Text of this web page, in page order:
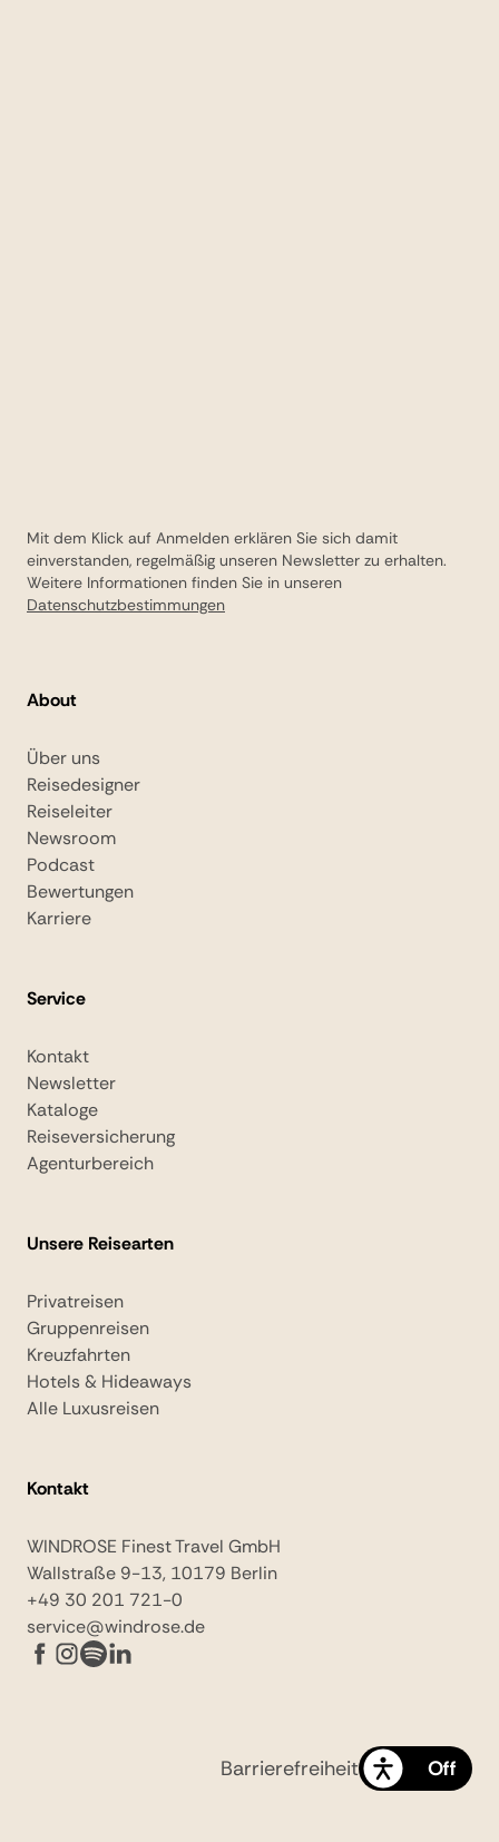
Mit dem Klick auf Anmelden erklären Sie sich damit
einverstanden, regelmäßig unseren Newsletter zu erhalten.
Weitere Informationen finden Sie in unseren
Datenschutzbestimmungen
About
Über uns
Reisedesigner
Reiseleiter
Newsroom
Podcast
Bewertungen
Karriere
Service
Kontakt
Newsletter
Kataloge
Reiseversicherung
Agenturbereich
Unsere Reisearten
Privatreisen
Gruppenreisen
Kreuzfahrten
Hotels & Hideaways
Alle Luxusreisen
Kontakt
WINDROSE Finest Travel GmbH
Wallstraße 9-13, 10179 Berlin
+49 30 201 721-0
service@windrose.de
Barrierefreiheit On Off